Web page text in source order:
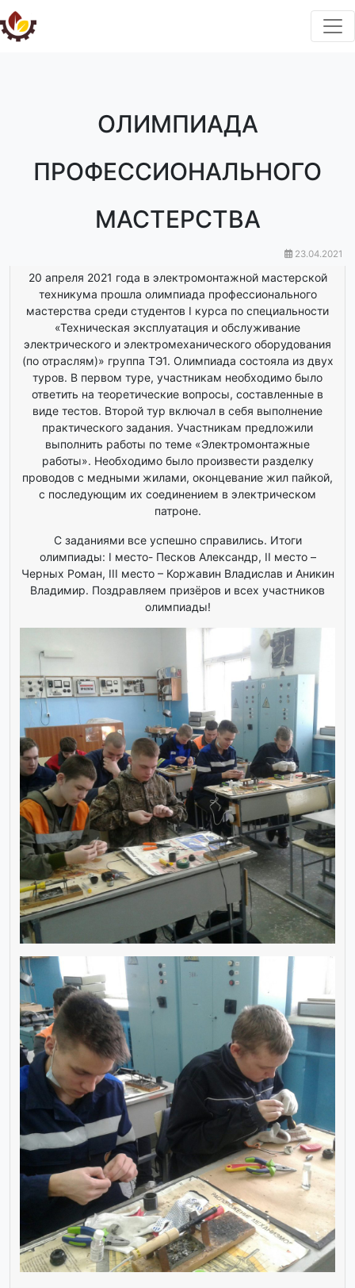
ОЛИМПИАДА
ПРОФЕССИОНАЛЬНОГО
МАСТЕРСТВА
23.04.2021
20 апреля 2021 года в электромонтажной мастерской
техникума прошла олимпиада профессионального
мастерства среди студентов I курса по специальности
«Техническая эксплуатация и обслуживание
электрического и электромеханического оборудования
(по отраслям)» группа ТЭ1. Олимпиада состояла из двух
туров. В первом туре, участникам необходимо было
ответить на теоретические вопросы, составленные в
виде тестов. Второй тур включал в себя выполнение
практического задания. Участникам предложили
выполнить работы по теме «Электромонтажные
работы». Необходимо было произвести разделку
проводов с медными жилами, оконцевание жил пайкой,
с последующим их соединением в электрическом
патроне.
С заданиями все успешно справились. Итоги
олимпиады: I место- Песков Александр, II место –
Черных Роман, III место – Коржавин Владислав и Аникин
Владимир. Поздравляем призёров и всех участников
олимпиады!